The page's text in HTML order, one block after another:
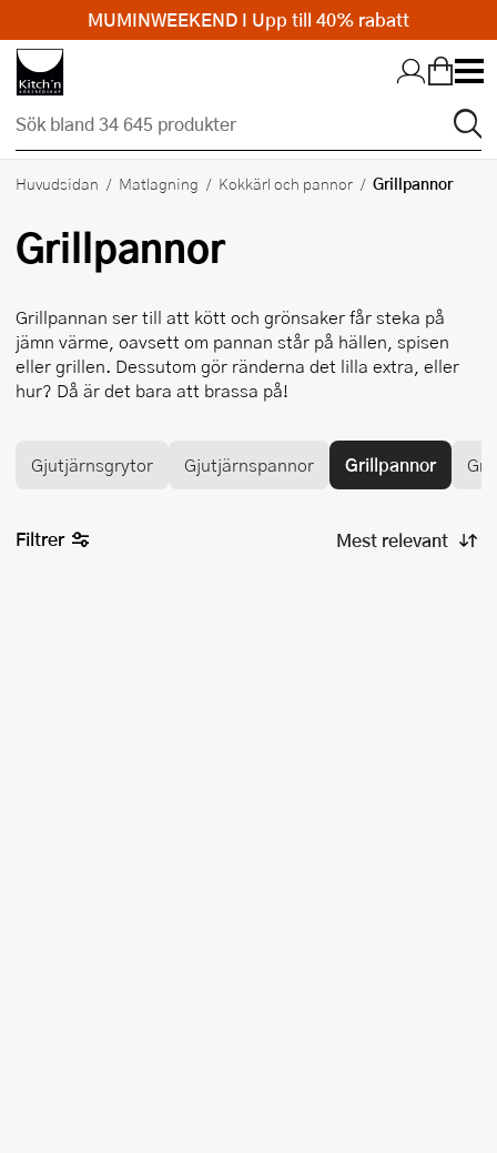
Hopp till huvudinnehållet
Huvudsidan Matlagning Kokkärl och pannor Grillpannor
Grillpannor
Grillpannan ser till att kött och grönsaker får steka på
jämn värme, oavsett om pannan står på hällen, spisen
eller grillen. Dessutom gör ränderna det lilla extra, eller
hur? Då är det bara att brassa på!
Gjutjärnsgrytor Gjutjärnspannor Grillpannor
Filtrer
MUMINWEEKEND I Upp till 40% rabatt